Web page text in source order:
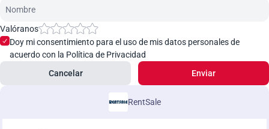
Valóranos
Doy mi consentimiento para el uso de mis datos personales de
acuerdo con la Política de Privacidad
Cancelar
Enviar
RentSale